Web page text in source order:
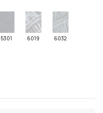
5301 6019 6032